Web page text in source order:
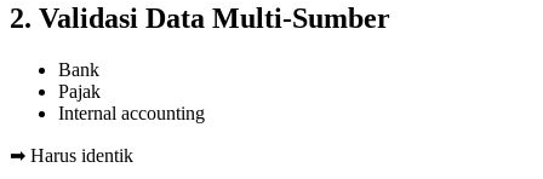
2. Validasi Data Multi-Sumber
Bank
Pajak
Internal accounting
➡ Harus identik